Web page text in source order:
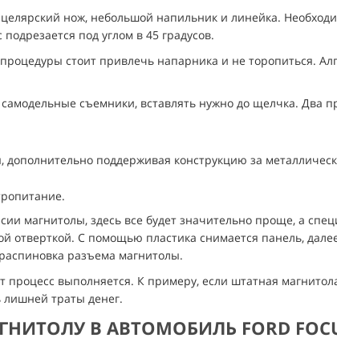
нож, небольшой напильник и линейка.
под углом в 45 градусов.
стоит привлечь напарника и не торопиться.
съемники, вставлять нужно до щелчка. Два
дополнительно поддерживая конструкцию за
магнитолы, здесь все будет значительно проще, а
отверткой. С помощью пластика снимается панель,
разъема магнитолы.
выполняется. К примеру, если штатная
траты денег.
В АВТОМОБИЛЬ FORD